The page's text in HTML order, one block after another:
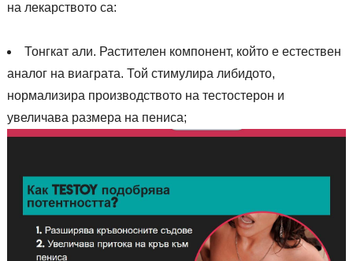
на лекарството са:
Тонгкат али. Растителен компонент, който е естествен
аналог на виаграта. Той стимулира либидото,
нормализира производството на тестостерон и
увеличава размера на пениса;